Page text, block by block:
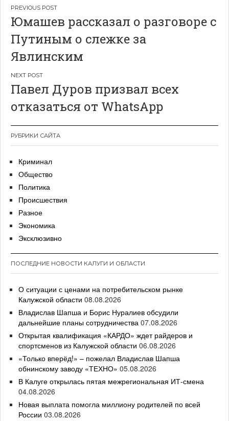
Навигация
по
записям
Юмашев рассказал о разговоре с
Путиным о слежке за
Явлинским
Павел Дуров призвал всех
отказаться от WhatsApp
РУБРИКИ САЙТА
Криминал
Общество
Политика
Происшествия
Разное
Экономика
Эксклюзивно
ПОСЛЕДНИЕ НОВОСТИ КАЛУГИ И ОБЛАСТИ
О ситуации с ценами на потребительском рынке
Калужской области 08.08.2026
Владислав Шапша и Борис Нуралиев обсудили
дальнейшие планы сотрудничества 07.08.2026
Открытая квалификация «КАРДО» ждет райдеров и
спортсменов из Калужской области 06.08.2026
«Только вперёд!» – пожелал Владислав Шапша
обнинскому заводу «ТЕХНО» 05.08.2026
В Калуге открылась пятая межрегиональная ИТ-смена
04.08.2026
Новая выплата помогла миллиону родителей по всей
России 03.08.2026